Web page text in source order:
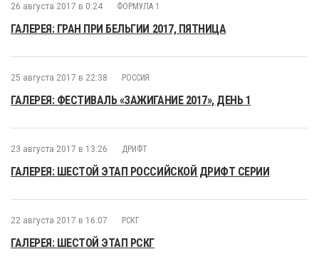
26 августа 2017 в 0:24 ФОРМУЛА 1
ГАЛЕРЕЯ: ГРАН ПРИ БЕЛЬГИИ 2017, ПЯТНИЦА
25 августа 2017 в 22:38 РОССИЯ
ГАЛЕРЕЯ: ФЕСТИВАЛЬ «ЗАЖИГАНИЕ 2017», ДЕНЬ 1
23 августа 2017 в 13:26 ДРИФТ
ГАЛЕРЕЯ: ШЕСТОЙ ЭТАП РОССИЙСКОЙ ДРИФТ СЕРИИ
22 августа 2017 в 16:07 РСКГ
ГАЛЕРЕЯ: ШЕСТОЙ ЭТАП РСКГ